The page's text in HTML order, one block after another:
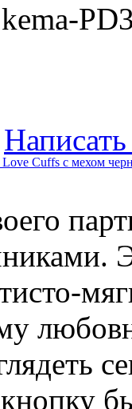
kema-
Cuffs с мехом